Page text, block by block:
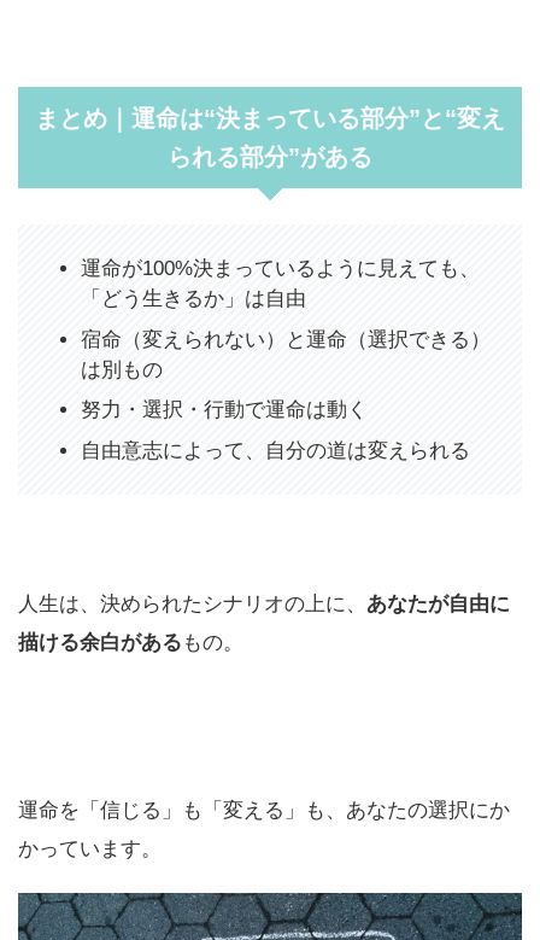
まとめ｜運命は“決まっている部分”と“変え
られる部分”がある
運命が100%決まっているように見えても、
「どう生きるか」は自由
宿命（変えられない）と運命（選択できる）
は別もの
努力・選択・行動で運命は動く
自由意志によって、自分の道は変えられる
人生は、決められたシナリオの上に、 あなたが自由に
描ける余白がある もの。
運命を「信じる」も「変える」も、あなたの選択にか
かっています。